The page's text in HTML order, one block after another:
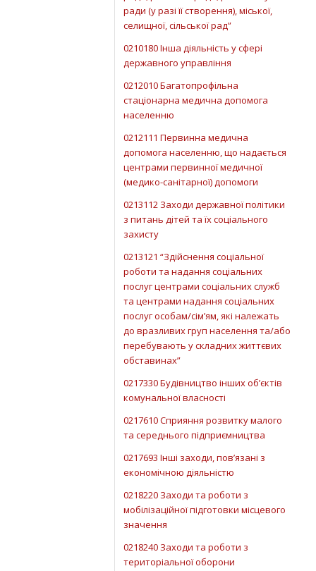
ради (у разі її створення), міської,
селищної, сільської рад”
0210180 Інша діяльність у сфері
державного управління
0212010 Багатопрофільна
стаціонарна медична допомога
населенню
0212111 Первинна медична
допомога населенню, що надається
центрами первинної медичної
(медико-санітарної) допомоги
0213112 Заходи державної політики
з питань дітей та їх соціального
захисту
0213121 “Здійснення соціальної
роботи та надання соціальних
послуг центрами соціальних служб
та центрами надання соціальних
послуг особам/сім’ям, які належать
до вразливих груп населення та/або
перебувають у складних життєвих
обставинах”
0217330 Будівництво інших об’єктів
комунальної власності
0217610 Сприяння розвитку малого
та середнього підприємництва
0217693 Інші заходи, пов’язані з
економічною діяльністю
0218220 Заходи та роботи з
мобілізаційної підготовки місцевого
значення
0218240 Заходи та роботи з
територіальної оборони